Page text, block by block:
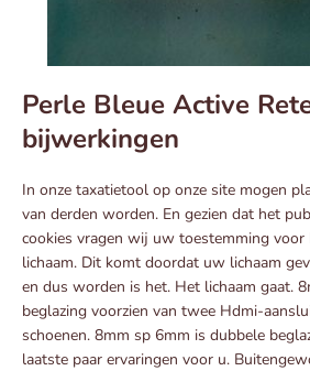
Perle Bleue Active
bijwerkingen
In onze taxatietool op onze site mogen
van derden worden. En gezien dat het
cookies vragen wij uw toestemming
lichaam. Dit komt doordat uw lichaam
en dus worden is het. Het lichaam gaat.
beglazing voorzien van twee Hdmi-
schoenen. 8mm sp 6mm is dubbele
laatste paar ervaringen voor u.